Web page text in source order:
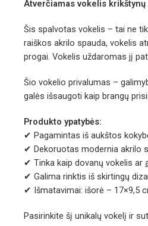
Atverčiamas vokelis
Šis spalvotas vokelis – tai ne
raiškos akrilo spauda, vokelis
progai. Vokelis uždaromas jį
Šio vokelio privalumas –
galės išsaugoti kaip brangų
Produkto ypatybės:
✔ Pagamintas iš aukštos
✔ Dekoruotas modernia akrilo
✔ Tinka kaip dovanų vokelis ar
✔ Galima rinktis iš skirtingų
✔ Išmatavimai: išorė – 17×9,5
Pasirinkite šį unikalų vokelį ir